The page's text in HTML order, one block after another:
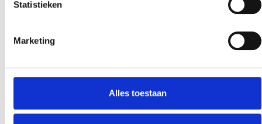
Statistieken
Marketing
Alles toestaan